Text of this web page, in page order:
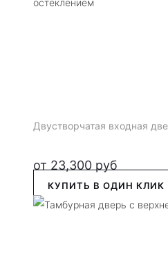
Двустворчатая входная
от 23,300 руб
КУПИТЬ В ОДИН КЛИК